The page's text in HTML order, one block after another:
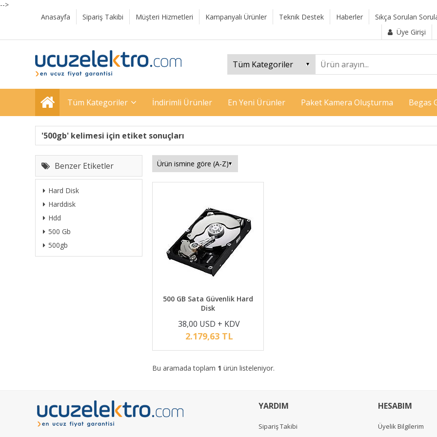
-->
Anasayfa
Sipariş Takibi Müşteri Hizmetleri Kampanyalı Ürünler Teknik Destek Haberler
Sıkça Sorulan
Üye Girişi
Tüm Kategoriler İndirimli Ürünler En Yeni Ürünler Paket Kamera Oluşturma Begas
'500gb' kelimesi için etiket sonuçları
Benzer Etiketler
Hard Disk
Harddisk
Hdd
500 Gb
500gb
500 GB Sata Güvenlik Hard
Disk
38,00 USD + KDV
2.179,63 TL
Bu aramada toplam 1 ürün listeleniyor.
YARDIM
Sipariş Takibi
HESABIM
Üyelik Bilgilerim